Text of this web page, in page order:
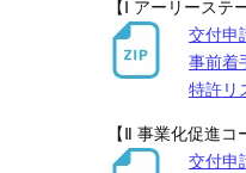
【Ⅰ アーリーステ
交付申
事前着
特許リ
【Ⅱ 事業化促進
交付申